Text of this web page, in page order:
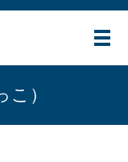
メ
）